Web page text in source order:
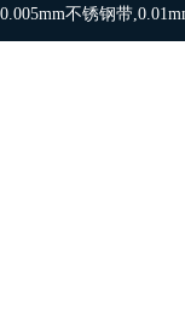
0.005mm不锈钢带,